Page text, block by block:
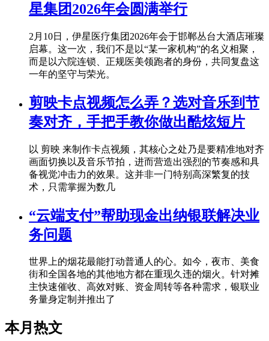
星集团2026年会圆满举行
2月10日，伊星医疗集团2026年会于邯郸丛台大酒店璀璨
启幕。这一次，我们不是以“某一家机构”的名义相聚，
而是以六院连锁、正规医美领跑者的身份，共同复盘这
一年的坚守与荣光。
剪映卡点视频怎么弄？选对音乐到节
奏对齐，手把手教你做出酷炫短片
以 剪映 来制作卡点视频，其核心之处乃是要精准地对齐
画面切换以及音乐节拍，进而营造出强烈的节奏感和具
备视觉冲击力的效果。这并非一门特别高深繁复的技
术，只需掌握为数几
“云端支付”帮助现金出纳银联解决业
务问题
世界上的烟花最能打动普通人的心。如今，夜市、美食
街和全国各地的其他地方都在重现久违的烟火。针对摊
主快速催收、高效对账、资金周转等各种需求，银联业
务量身定制并推出了
本月热文